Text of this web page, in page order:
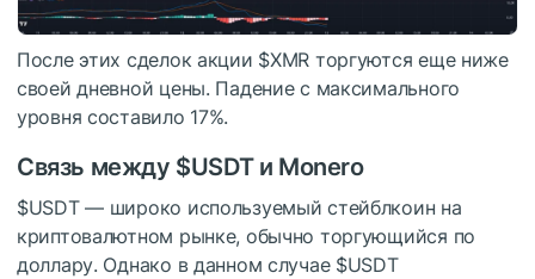
После этих сделок акции $XMR торгуются еще ниже
своей дневной цены. Падение с максимального
уровня составило 17%.
Связь между $USDTи Monero
$USDT— широко используемый стейблкоин на
криптовалютном рынке, обычно торгующийся по
доллару. Однако в данном случае $USDT